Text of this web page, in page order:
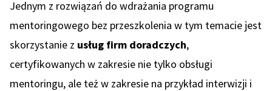
Jednym z rozwiązań do wdrażania programu
mentoringowego bez przeszkolenia w tym temacie jest
skorzystanie z usług firm doradczych,
certyfikowanych w zakresie nie tylko obsługi
mentoringu, ale też w zakresie na przykład interwizji i